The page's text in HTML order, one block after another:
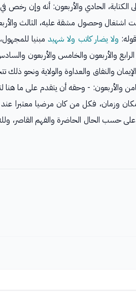
الحادي والأربعون: أنه وإن رخص في
اشتغال وحصول مشقة عليه، الثالث
ولا يضار كاتب ولا شهيدمبنيا
والأربعون والخامس والأربعون
والنفاق والعداوة والولاية ونحو ذلك
والأربعون: - وحقه أن يتقدم على ما
وزمان، فكل من كان مرضيا معتبرا
حسب الحال الحاضرة والفهم القاصر،